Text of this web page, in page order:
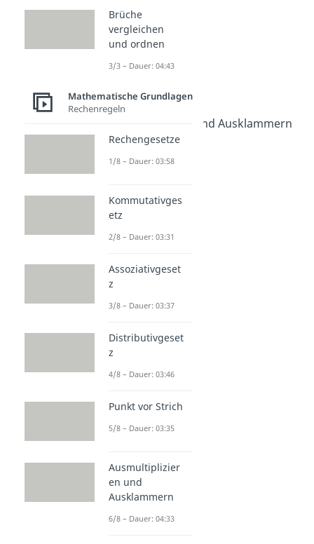
Kommutativgesetz
Dauer: 03:31
Assoziativgesetz
Distributivgesetz
Punkt vor Strich
Dauer: 03:35
Ausmultiplizieren und Ausklammern
Dauer: 04:33
Dauer: 04:31
Dauer: 02:35
Brüche
vergleichen
und ordnen
3/3 – Dauer: 04:43
Mathematische Grundlagen
Rechenregeln
Rechengesetze
1/8 – Dauer: 03:58
Kommutativges
etz
2/8 – Dauer: 03:31
Assoziativgeset
z
3/8 – Dauer: 03:37
Distributivgeset
z
4/8 – Dauer: 03:46
Punkt vor Strich
5/8 – Dauer: 03:35
Ausmultiplizier
en und
Ausklammern
6/8 – Dauer: 04:33